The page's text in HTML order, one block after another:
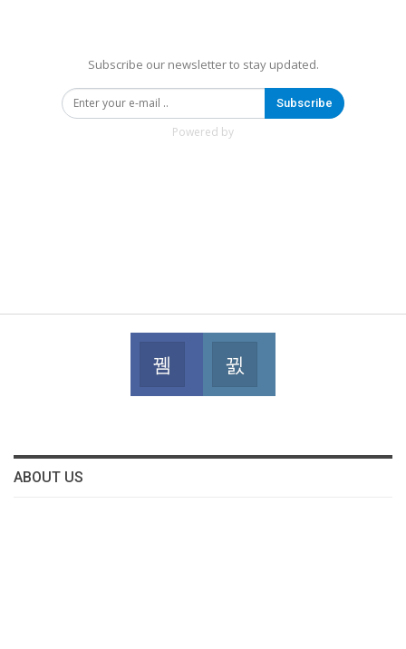
Subscribe our newsletter to stay updated.
Subscribe
Powered by
Facebook
Join us on Facebook
ABOUT US